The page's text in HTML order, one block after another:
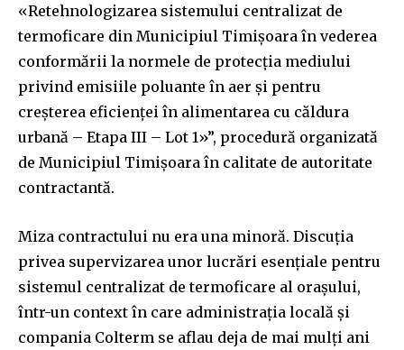
«Retehnologizarea sistemului centralizat de
termoficare din Municipiul Timișoara în vederea
conformării la normele de protecția mediului
privind emisiile poluante în aer și pentru
creșterea eficienței în alimentarea cu căldura
urbană – Etapa III – Lot 1»”, procedură organizată
de Municipiul Timișoara în calitate de autoritate
contractantă.
Miza contractului nu era una minoră. Discuția
privea supervizarea unor lucrări esențiale pentru
sistemul centralizat de termoficare al orașului,
într-un context în care administrația locală și
compania Colterm se aflau deja de mai mulți ani